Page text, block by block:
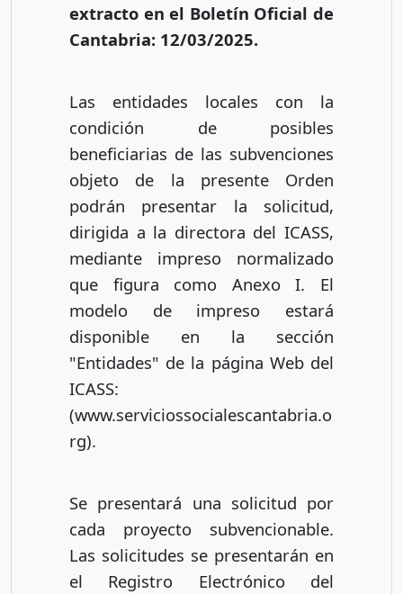
extracto en el Boletín Oficial de
Cantabria: 12/03/2025.
Las entidades locales con la
condición de posibles
beneficiarias de las subvenciones
objeto de la presente Orden
podrán presentar la solicitud,
dirigida a la directora del ICASS,
mediante impreso normalizado
que figura como Anexo I. El
modelo de impreso estará
disponible en la sección
"Entidades" de la página Web del
ICASS:
(www.serviciossocialescantabria.o
rg).
Se presentará una solicitud por
cada proyecto subvencionable.
Las solicitudes se presentarán en
el Registro Electrónico del